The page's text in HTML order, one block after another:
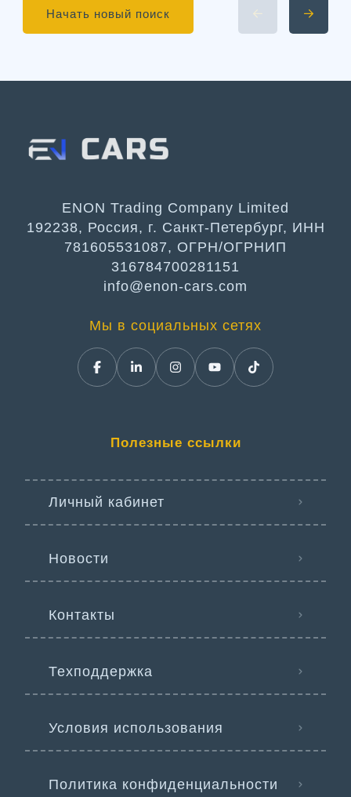
Начать новый поиск
ENON Trading Company Limited
192238, Россия, г. Санкт-Петербург, ИНН
781605531087, ОГРН/ОГРНИП
316784700281151
info@enon-cars.com
Мы в социальных сетях
Полезные ссылки
Личный кабинет
Новости
Контакты
Техподдержка
Условия использования
Политика конфиденциальности